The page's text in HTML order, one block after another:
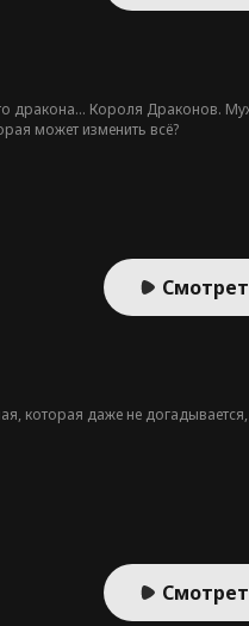
дракона... Короля Драконов.
может изменить всё?
которая даже не догадывается,